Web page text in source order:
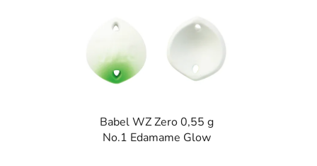
Babel WZ Zero 0,55 g
No.1 Edamame Glow